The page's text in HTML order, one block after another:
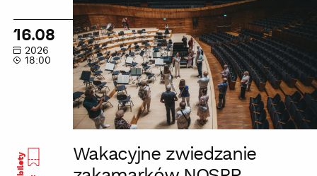
zwiedzanie
zakamarków
NOSPR
16.08
2026
18:00
Wakacyjne zwiedzanie